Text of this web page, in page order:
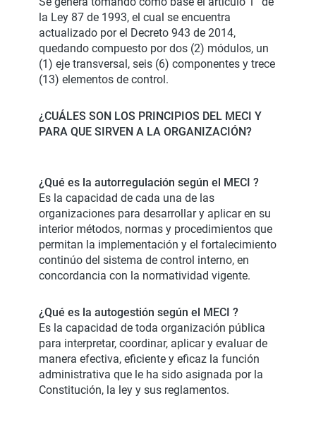
la Ley 87 de 1993, el cual se encuentra
actualizado por el Decreto 943 de 2014,
quedando compuesto por dos (2) módulos, un
(1) eje transversal, seis (6) componentes y trece
(13) elementos de control.
¿CUÁLES SON LOS PRINCIPIOS DEL MECI Y
PARA QUE SIRVEN A LA ORGANIZACIÓN?
¿Qué es la autorregulación según el MECI ?
Es la capacidad de cada una de las
organizaciones para desarrollar y aplicar en su
interior métodos, normas y procedimientos que
permitan la implementación y el fortalecimiento
continúo del sistema de control interno, en
concordancia con la normatividad vigente.
¿Qué es la autogestión según el MECI ?
Es la capacidad de toda organización pública
para interpretar, coordinar, aplicar y evaluar de
manera efectiva, eficiente y eficaz la función
administrativa que le ha sido asignada por la
Constitución, la ley y sus reglamentos.